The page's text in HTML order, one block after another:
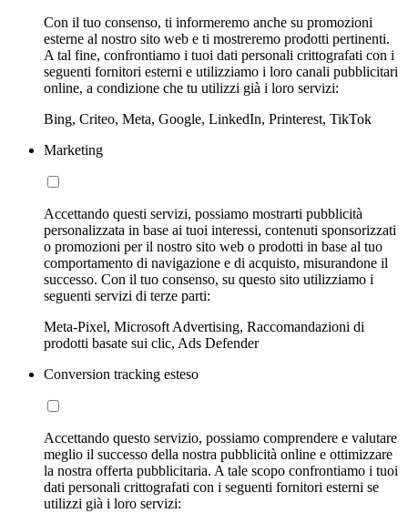
Con il tuo consenso, ti informeremo anche su promozioni
esterne al nostro sito web e ti mostreremo prodotti pertinenti.
A tal fine, confrontiamo i tuoi dati personali crittografati con i
seguenti fornitori esterni e utilizziamo i loro canali pubblicitari
online, a condizione che tu utilizzi già i loro servizi:
Bing, Criteo, Meta, Google, LinkedIn, Printerest, TikTok
Marketing
Accettando questi servizi, possiamo mostrarti pubblicità
personalizzata in base ai tuoi interessi, contenuti sponsorizzati
o promozioni per il nostro sito web o prodotti in base al tuo
comportamento di navigazione e di acquisto, misurandone il
successo. Con il tuo consenso, su questo sito utilizziamo i
seguenti servizi di terze parti:
Meta-Pixel, Microsoft Advertising, Raccomandazioni di
prodotti basate sui clic, Ads Defender
Conversion tracking esteso
Accettando questo servizio, possiamo comprendere e valutare
meglio il successo della nostra pubblicità online e ottimizzare
la nostra offerta pubblicitaria. A tale scopo confrontiamo i tuoi
dati personali crittografati con i seguenti fornitori esterni se
utilizzi già i loro servizi: